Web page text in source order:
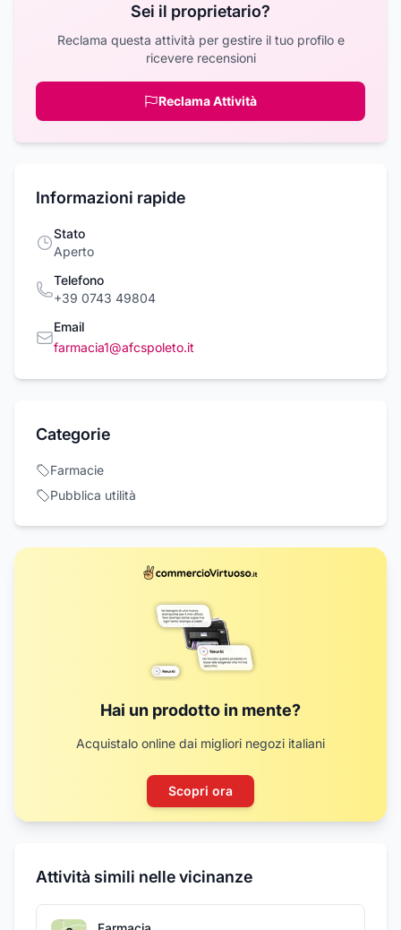
Sei il proprietario?
Reclama questa attività per gestire il tuo profilo e
ricevere recensioni
Reclama Attività
Informazioni rapide
Stato
Aperto
Telefono
+39 0743 49804
Email
farmacia1@afcspoleto.it
Categorie
Farmacie
Pubblica utilità
Hai un prodotto in mente?
Acquistalo online dai migliori negozi italiani
Scopri ora
Attività simili nelle vicinanze